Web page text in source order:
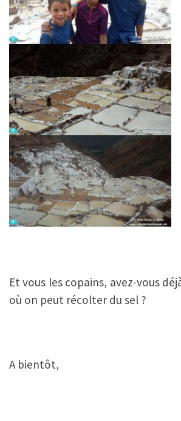
Et vous les copains, avez-vous
où on peut récolter du sel ?
A bientôt,